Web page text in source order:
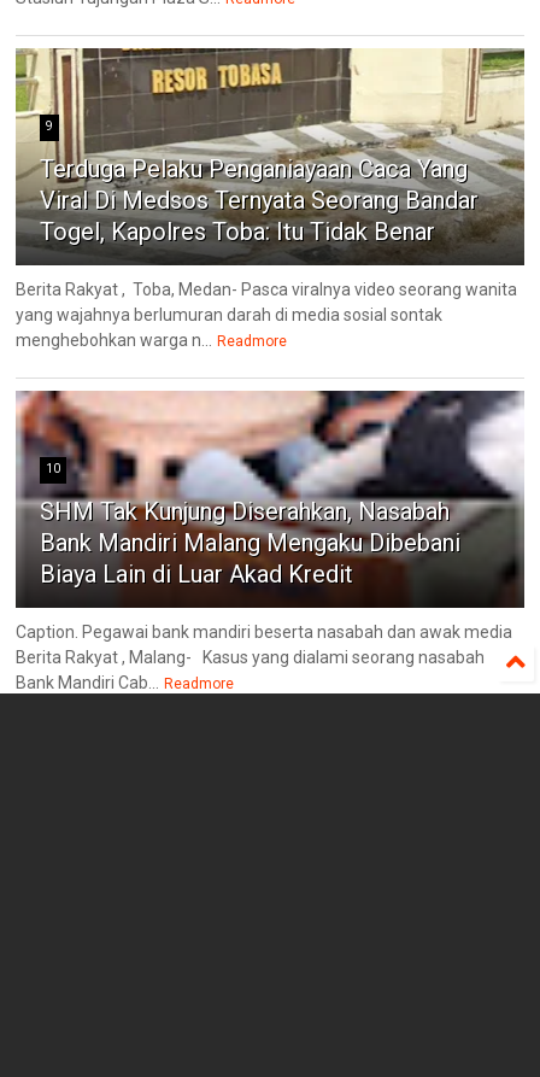
9
Terduga Pelaku Penganiayaan Caca Yang
Viral Di Medsos Ternyata Seorang Bandar
Togel, Kapolres Toba: Itu Tidak Benar
Berita Rakyat , Toba, Medan- Pasca viralnya video seorang wanita
yang wajahnya berlumuran darah di media sosial sontak
menghebohkan warga n...
Readmore
10
SHM Tak Kunjung Diserahkan, Nasabah
Bank Mandiri Malang Mengaku Dibebani
Biaya Lain di Luar Akad Kredit
Caption. Pegawai bank mandiri beserta nasabah dan awak media
Berita Rakyat , Malang- ‎Kasus yang dialami seorang nasabah
Bank Mandiri Cab...
Readmore